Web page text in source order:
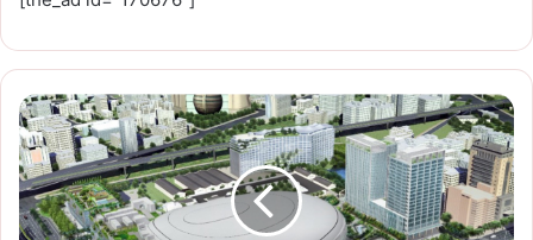
2026-07-23
租賃專法修法急轉彎！3 年租
期、續約漲租上限暫緩，最新重
點一次看
東
區
翻
身
有
望！